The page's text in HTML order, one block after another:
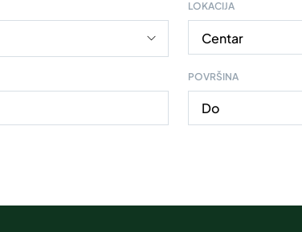
LOKACIJA
Centar
POVRŠINA